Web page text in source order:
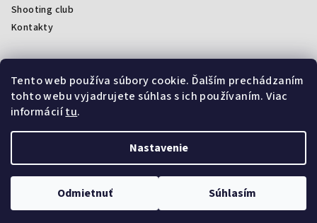
Tento web používa súbory cookie. Ďalším prechádzaním
tohto webu vyjadrujete súhlas s ich používaním. Viac
informáciítu.
Nastavenie
Odmietnuť Súhlasím
Shooting club
Kontakty
Facebook
nastavenie cookies
Vytvoril Shoptet